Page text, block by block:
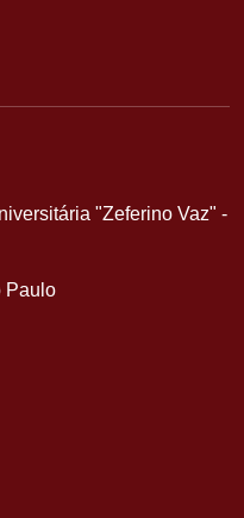
"Zeferino Vaz" -
Paulo